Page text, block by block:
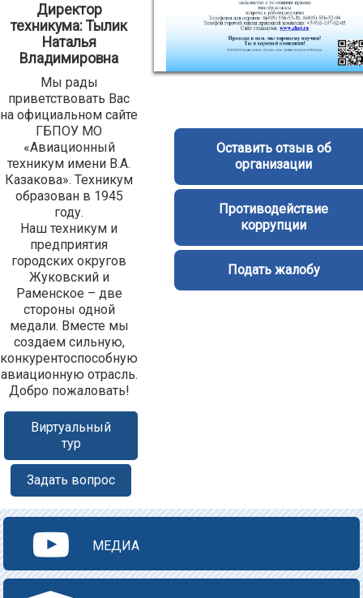
Директор
техникума: Тылик
Наталья
Владимировна
Мы рады
приветствовать Вас
на официальном сайте
ГБПОУ МО
«Авиационный
техникум имени В.А.
Казакова». Техникум
образован в 1945
году.
Наш техникум и
предприятия
городских округов
Жуковский и
Раменское – две
стороны одной
медали. Вместе мы
создаем сильную,
конкурентоспособную
авиационную отрасль.
Добро пожаловать!
Виртуальный
тур
Задать вопрос
Оставить отзыв об
организации
Противодействие
коррупции
Подать жалобу
МЕДИА